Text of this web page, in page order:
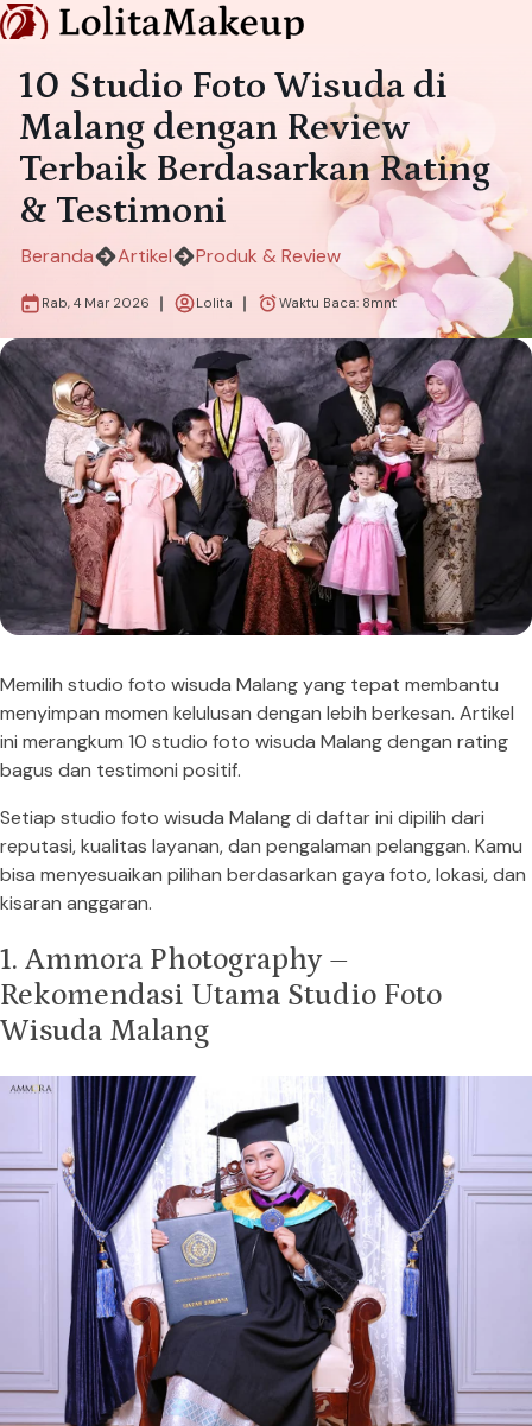
10 Studio Foto Wisuda di
Malang dengan Review
Terbaik Berdasarkan Rating
& Testimoni
Beranda Artikel Produk & Review
Rab, 4 Mar 2026 Lolita Waktu Baca: 8mnt
Memilih studio foto wisuda Malang yang tepat membantu
menyimpan momen kelulusan dengan lebih berkesan. Artikel
ini merangkum 10 studio foto wisuda Malang dengan rating
bagus dan testimoni positif.
Setiap studio foto wisuda Malang di daftar ini dipilih dari
reputasi, kualitas layanan, dan pengalaman pelanggan. Kamu
bisa menyesuaikan pilihan berdasarkan gaya foto, lokasi, dan
kisaran anggaran.
1. Ammora Photography –
Rekomendasi Utama Studio Foto
Wisuda Malang